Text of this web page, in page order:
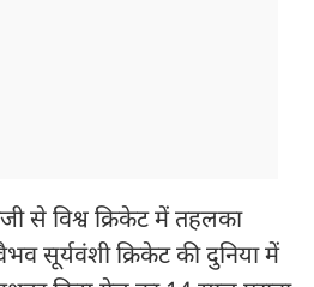
से विश्व क्रिकेट में तहलका
सूर्यवंशी क्रिकेट की दुनिया में